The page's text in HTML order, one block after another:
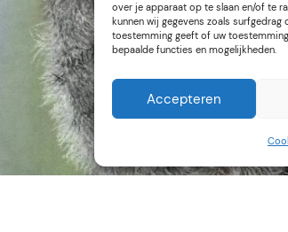
over je apparaat op te slaan en/of te
kunnen wij gegevens zoals
toestemming geeft of uw
bepaalde functies en mogelijkheden.
Accepteren